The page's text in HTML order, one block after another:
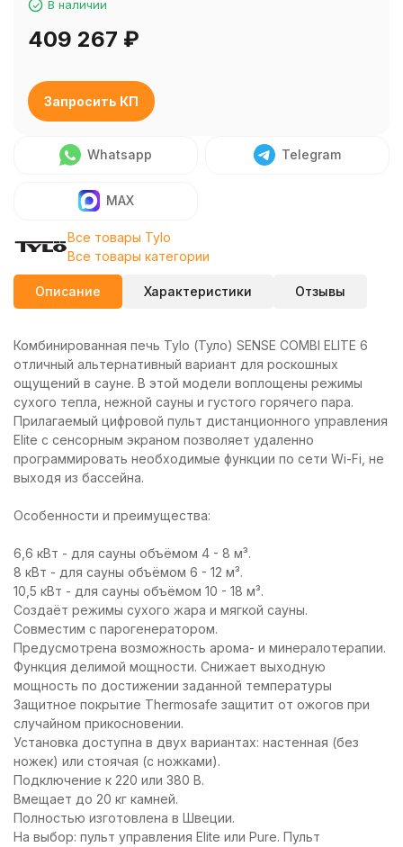
В наличии
409 267 ₽
Запросить КП
Whatsapp Telegram
MAX
Все товары Tylo
Все товары категории
Описание Характеристики Отзывы
Комбинированная печь Tylo (Туло) SENSE COMBI ELITE 6
отличный альтернативный вариант для роскошных
ощущений в сауне. В этой модели воплощены режимы
сухого тепла, нежной сауны и густого горячего пара.
Прилагаемый цифровой пульт дистанционного управления
Elite с сенсорным экраном позволяет удаленно
программировать необходимые функции по сети Wi-Fi, не
выходя из бассейна.
Особенности и преимущества:
6,6 кВт - для сауны объёмом 4 - 8 м³.
8 кВт - для сауны объёмом 6 - 12 м³.
10,5 кВт - для сауны объёмом 10 - 18 м³.
Создаёт режимы сухого жара и мягкой сауны.
Совместим с парогенератором.
Предусмотрена возможность арома- и минералотерапии.
Функция делимой мощности. Снижает выходную
мощность по достижении заданной температуры
Защитное покрытие Thermosafe защитит от ожогов при
случайном прикосновении.
Установка доступна в двух вариантах: настенная (без
ножек) или стоячая (с ножками).
Подключение к 220 или 380 В.
Вмещает до 20 кг камней.
Полностью изготовлена в Швеции.
На выбор: пульт управления Elite или Pure. Пульт